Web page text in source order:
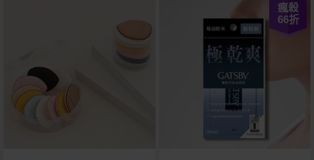
瘋殺
66折